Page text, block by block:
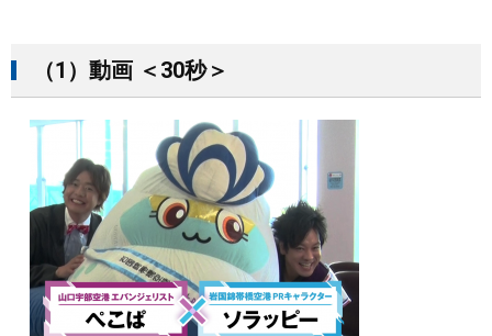
（1）動画 ＜30秒＞